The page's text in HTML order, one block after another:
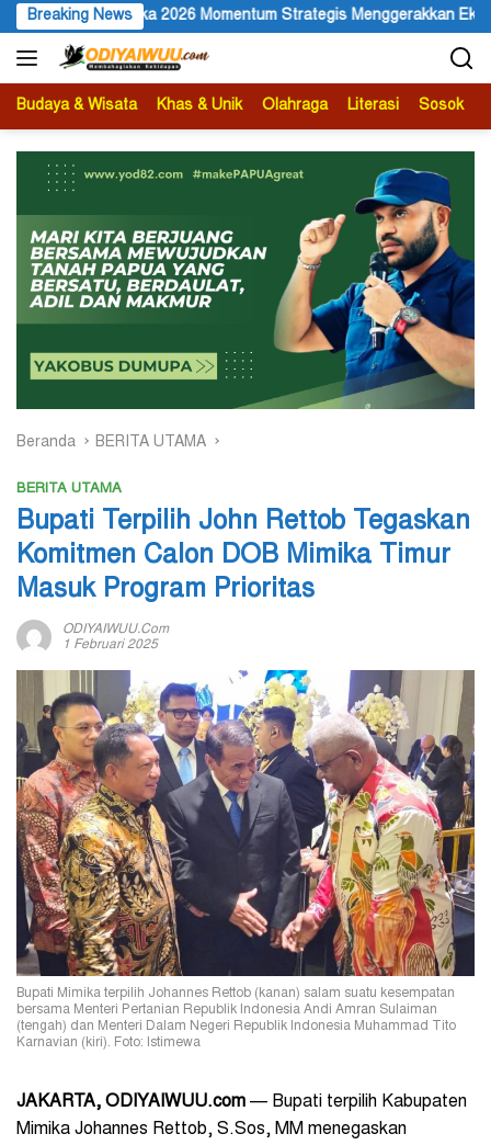
Langsung
ke
konten
Breaking News
Strategis Menggerakkan Ekonomi Warga Membuka
Budaya & Wisata Khas & Unik Olahraga Literasi Sosok
Beranda BERITA UTAMA
BERITA UTAMA
Bupati Terpilih John Rettob Tegaskan
Komitmen Calon DOB Mimika Timur
Masuk Program Prioritas
ODIYAIWUU.com
1 Februari 2025
Bupati Mimika terpilih Johannes Rettob (kanan) salam suatu kesempatan
bersama Menteri Pertanian Republik Indonesia Andi Amran Sulaiman
(tengah) dan Menteri Dalam Negeri Republik Indonesia Muhammad Tito
Karnavian (kiri). Foto: Istimewa
JAKARTA, ODIYAIWUU.com — Bupati terpilih Kabupaten
Mimika Johannes Rettob, S.Sos, MM menegaskan